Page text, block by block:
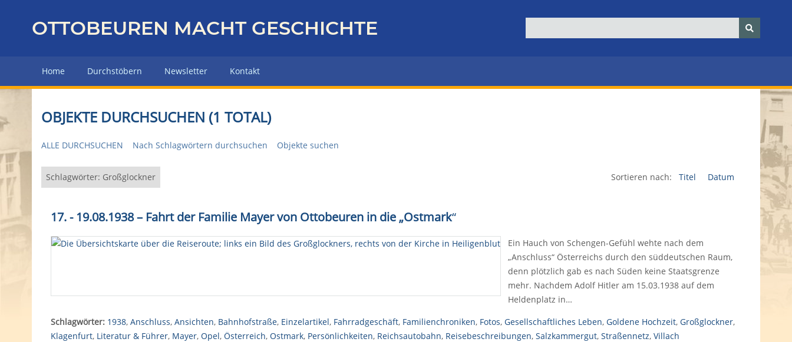
z
r
H
u
p
e
OTTOBEUREN MACHT GESCHICHTE
Home Durchstöbern Newsletter Kontakt
OBJEKTE DURCHSUCHEN (1 TOTAL)
ALLE DURCHSUCHEN Nach Schlagwörtern durchsuchen Objekte suchen
Schlagwörter: Großglockner Sortieren nach: Titel Datum
17. - 19.08.1938 – Fahrt der Familie Mayer von Ottobeuren in die „Ostmark“
Ein Hauch von Schengen-Gefühl wehte nach dem
„Anschluss“ Österreichs durch den süddeutschen Raum,
denn plötzlich gab es nach Süden keine Staatsgrenze
mehr. Nachdem Adolf Hitler am 15.03.1938 auf dem
Heldenplatz in…
Schlagwörter: 1938, Anschluss, Ansichten, Bahnhofstraße, Einzelartikel, Fahrradgeschäft, Familienchroniken, Fotos, Gesellschaftliches Leben, Goldene Hochzeit, Großglockner,
Klagenfurt, Literatur & Führer, Mayer, Opel, Österreich, Ostmark, Persönlichkeiten, Reichsautobahn, Reisebeschreibungen, Salzkammergut, Straßennetz, Villach